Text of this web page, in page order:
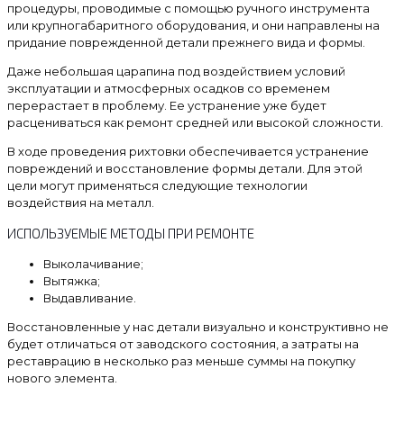
процедуры, проводимые с помощью ручного инструмента
или крупногабаритного оборудования, и они направлены на
придание поврежденной детали прежнего вида и формы.
Даже небольшая царапина под воздействием условий
эксплуатации и атмосферных осадков со временем
перерастает в проблему. Ее устранение уже будет
расцениваться как ремонт средней или высокой сложности.
В ходе проведения рихтовки обеспечивается устранение
повреждений и восстановление формы детали. Для этой
цели могут применяться следующие технологии
воздействия на металл.
ИСПОЛЬЗУЕМЫЕ МЕТОДЫ ПРИ РЕМОНТЕ
Выколачивание;
Вытяжка;
Выдавливание.
Восстановленные у нас детали визуально и конструктивно не
будет отличаться от заводского состояния, а затраты на
реставрацию в несколько раз меньше суммы на покупку
нового элемента.